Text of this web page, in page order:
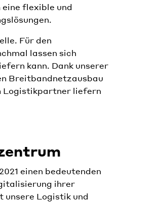
flexible und
Für den
lassen sich
kann. Dank unserer
Breitbandnetzausbau
Logistikpartner liefern
einen bedeutenden
ihrer
unsere Logistik und